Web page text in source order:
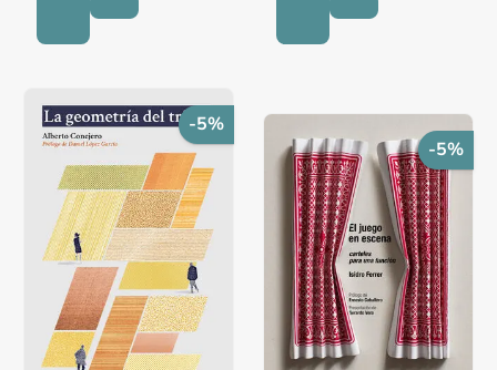
-5%
-5%